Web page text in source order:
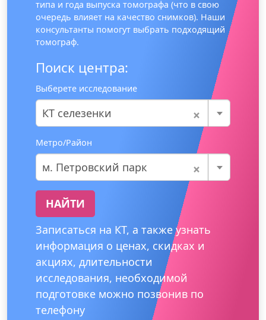
типа и года выпуска томографа (что в свою
очередь влияет на качество снимков). Наши
консультанты помогут выбрать подходящий
томограф.
Поиск центра:
Выберете исследование
×
КТ селезенки
Метро/Район
×
м. Петровский парк
НАЙТИ
Записаться на КТ, а также узнать
информация о ценах, скидках и
акциях, длительности
исследования, необходимой
подготовке можно позвонив по
телефону